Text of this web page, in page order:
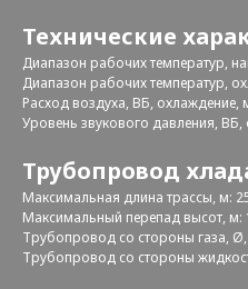
Технические
Диапазон рабочих температур,
Диапазон рабочих температур,
Расход воздуха, ВБ, охлаждение,
Уровень звукового давления,
Трубопровод
Максимальная длина трассы, м:
Максимальный перепад высот, м:
Трубопровод со стороны газа,
Трубопровод со стороны